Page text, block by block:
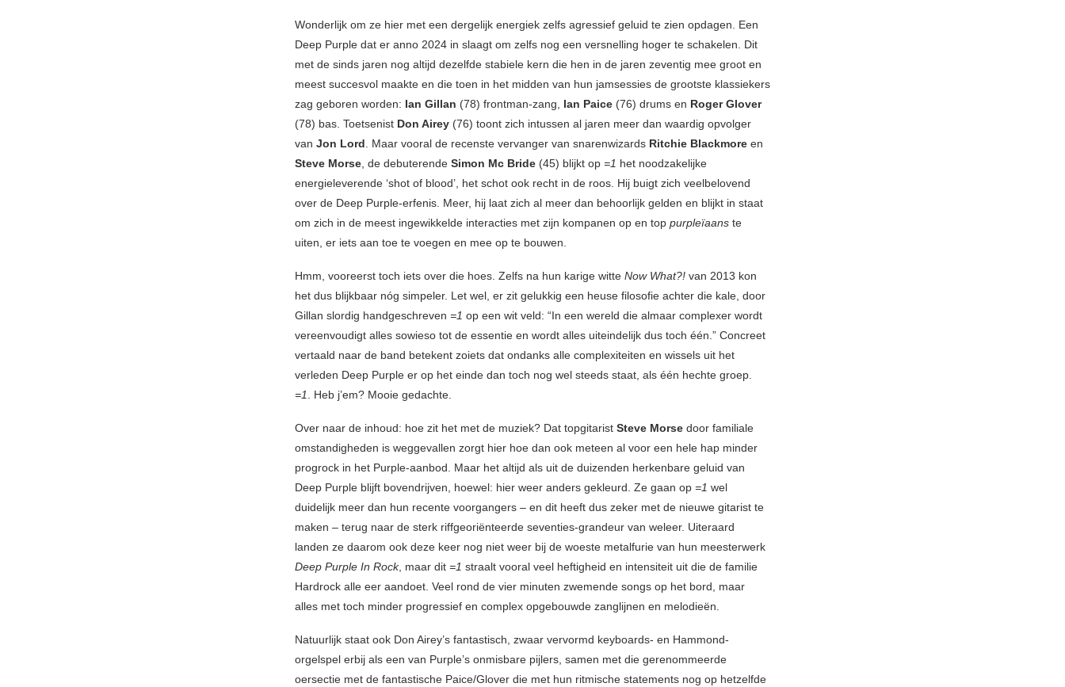
Wonderlijk om ze hier met een dergelijk energiek zelfs agressief geluid te zien opdagen. Een
Deep Purple dat er anno 2024 in slaagt om zelfs nog een versnelling hoger te schakelen. Dit
met de sinds jaren nog altijd dezelfde stabiele kern die hen in de jaren zeventig mee groot en
meest succesvol maakte en die toen in het midden van hun jamsessies de grootste klassiekers
zag geboren worden: Ian Gillan (78) frontman-zang, Ian Paice (76) drums en Roger Glover
(78) bas. Toetsenist Don Airey (76) toont zich intussen al jaren meer dan waardig opvolger
van Jon Lord. Maar vooral de recenste vervanger van snarenwizards Ritchie Blackmore en
Steve Morse, de debuterende Simon Mc Bride (45) blijkt op =1 het noodzakelijke
energieleverende ‘shot of blood’, het schot ook recht in de roos. Hij buigt zich veelbelovend
over de Deep Purple-erfenis. Meer, hij laat zich al meer dan behoorlijk gelden en blijkt in staat
om zich in de meest ingewikkelde interacties met zijn kompanen op en top purpleïaans te
uiten, er iets aan toe te voegen en mee op te bouwen.
Hmm, vooreerst toch iets over die hoes. Zelfs na hun karige witte Now What?! van 2013 kon
het dus blijkbaar nóg simpeler. Let wel, er zit gelukkig een heuse filosofie achter die kale, door
Gillan slordig handgeschreven =1 op een wit veld: “In een wereld die almaar complexer wordt
vereenvoudigt alles sowieso tot de essentie en wordt alles uiteindelijk dus toch één.” Concreet
vertaald naar de band betekent zoiets dat ondanks alle complexiteiten en wissels uit het
verleden Deep Purple er op het einde dan toch nog wel steeds staat, als één hechte groep.
=1. Heb j’em? Mooie gedachte.
Over naar de inhoud: hoe zit het met de muziek? Dat topgitarist Steve Morse door familiale
omstandigheden is weggevallen zorgt hier hoe dan ook meteen al voor een hele hap minder
progrock in het Purple-aanbod. Maar het altijd als uit de duizenden herkenbare geluid van
Deep Purple blijft bovendrijven, hoewel: hier weer anders gekleurd. Ze gaan op =1 wel
duidelijk meer dan hun recente voorgangers – en dit heeft dus zeker met de nieuwe gitarist te
maken – terug naar de sterk riffgeoriënteerde seventies-grandeur van weleer. Uiteraard
landen ze daarom ook deze keer nog niet weer bij de woeste metalfurie van hun meesterwerk
Deep Purple In Rock, maar dit =1 straalt vooral veel heftigheid en intensiteit uit die de familie
Hardrock alle eer aandoet. Veel rond de vier minuten zwemende songs op het bord, maar
alles met toch minder progressief en complex opgebouwde zanglijnen en melodieën.
Natuurlijk staat ook Don Airey’s fantastisch, zwaar vervormd keyboards- en Hammond-
orgelspel erbij als een van Purple’s onmisbare pijlers, samen met die gerenommeerde
oersectie met de fantastische Paice/Glover die met hun ritmische statements nog op hetzelfde